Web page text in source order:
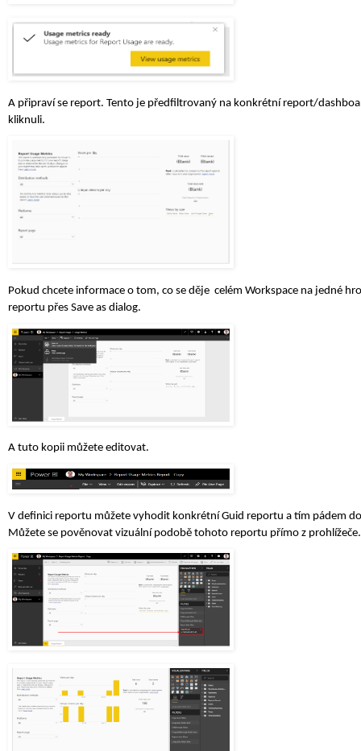
A připraví se report. Tento je předfiltrovaný na konkrétní report/
kliknuli.
Pokud chcete informace o tom, co se děje  celém Workspace na jedné
reportu přes Save as dialog.
A tuto kopii můžete editovat.
V definici reportu můžete vyhodit konkrétní Guid reportu a tím pádem
Můžete se pověnovat vizuální podobě tohoto reportu přímo z prohlížeče.